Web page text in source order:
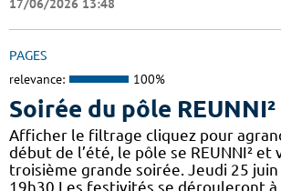
17/06/2026 13:48
PAGES
relevance: 100%
Soirée du pôle REUNNI²
Afficher le filtrage cliquez pour
début de l’été, le pôle se REUNNI² et
troisième grande soirée. Jeudi 25
19h30 Les festivités se dérouleront à